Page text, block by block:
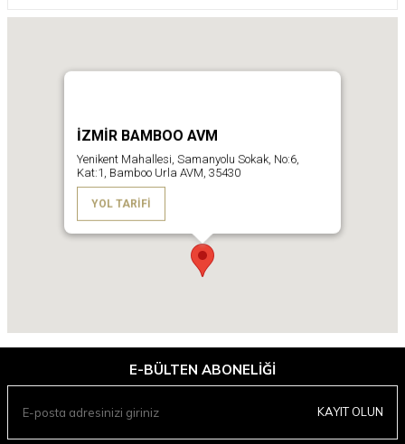
İZMİR BAMBOO AVM
Yenikent Mahallesi, Samanyolu Sokak, No:6,
Kat:1, Bamboo Urla AVM, 35430
YOL TARIFI
E-BÜLTEN ABONELIĞI
KAYIT OLUN